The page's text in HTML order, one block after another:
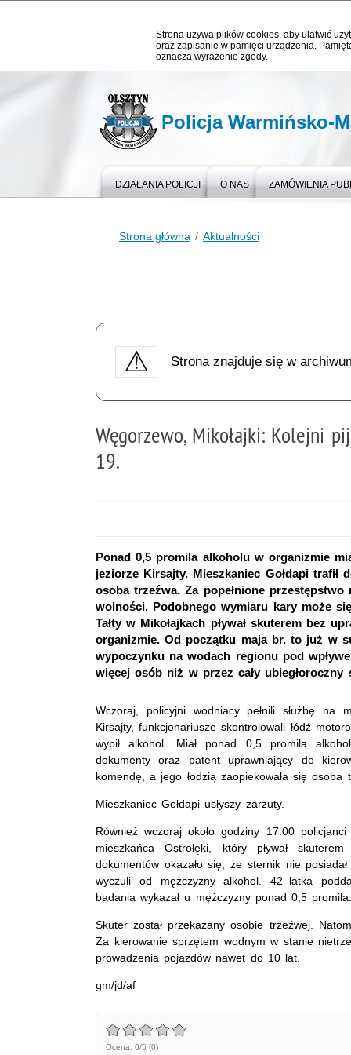
Strona używa plików cookies, aby ułatwić
oraz zapisanie w pamięci urządzenia.
oznacza wyrażenie zgody.
Policja Warmińsko-
DZIAŁANIA POLICJI O NAS ZAMÓWIENIA
Strona główna Aktualności
Strona znajduje się w
Węgorzewo, Mikołajki: Kolejni
19.
Ponad 0,5 promila alkoholu w organizmie
jeziorze Kirsajty. Mieszkaniec Gołdapi trafił
osoba trzeźwa. Za popełnione
wolności. Podobnego wymiaru kary może
Tałty w Mikołajkach pływał skuterem bez
organizmie. Od początku maja br. to już w
wypoczynku na wodach regionu pod
więcej osób niż w przez cały ubiegłoroczny
Wczoraj, policyjni wodniacy pełnili służbę na
Kirsajty, funkcjonariusze skontrolowali łódź
wypił alkohol. Miał ponad 0,5 promila
dokumenty oraz patent uprawniający do
komendę, a jego łodzią zaopiekowała się osoba
Mieszkaniec Gołdapi usłyszy zarzuty.
Również wczoraj około godziny 17.00
mieszkańca Ostrołęki, który pływał
dokumentów okazało się, że sternik nie
wyczuli od mężczyzny alkohol. 42–latka
badania wykazał u mężczyzny ponad 0,5 promila.
Skuter został przekazany osobie trzeźwej.
Za kierowanie sprzętem wodnym w stanie
prowadzenia pojazdów nawet do 10 lat.
gm/jd/af
Ocena: 0/5 (0)